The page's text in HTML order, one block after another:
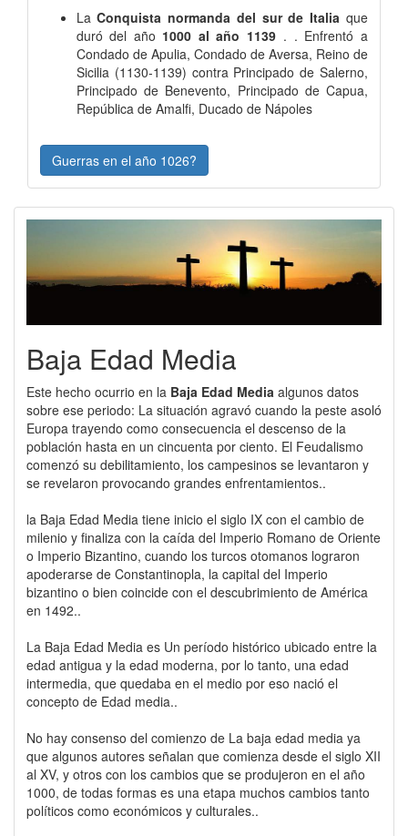
La Conquista normanda del sur de Italia que
duró del año 1000 al año 1139 . . Enfrentó a
Condado de Apulia, Condado de Aversa, Reino de
Sicilia (1130-1139) contra Principado de Salerno,
Principado de Benevento, Principado de Capua,
República de Amalfi, Ducado de Nápoles
Guerras en el año 1026?
Baja Edad Media
Este hecho ocurrio en la Baja Edad Media algunos datos
sobre ese periodo: La situación agravó cuando la peste asoló
Europa trayendo como consecuencia el descenso de la
población hasta en un cincuenta por ciento. El Feudalismo
comenzó su debilitamiento, los campesinos se levantaron y
se revelaron provocando grandes enfrentamientos..
la Baja Edad Media tiene inicio el siglo IX con el cambio de
milenio y finaliza con la caída del Imperio Romano de Oriente
o Imperio Bizantino, cuando los turcos otomanos lograron
apoderarse de Constantinopla, la capital del Imperio
bizantino o bien coincide con el descubrimiento de América
en 1492..
La Baja Edad Media es Un período histórico ubicado entre la
edad antigua y la edad moderna, por lo tanto, una edad
intermedia, que quedaba en el medio por eso nació el
concepto de Edad media..
No hay consenso del comienzo de La baja edad media ya
que algunos autores señalan que comienza desde el siglo XII
al XV, y otros con los cambios que se produjeron en el año
1000, de todas formas es una etapa muchos cambios tanto
políticos como económicos y culturales..